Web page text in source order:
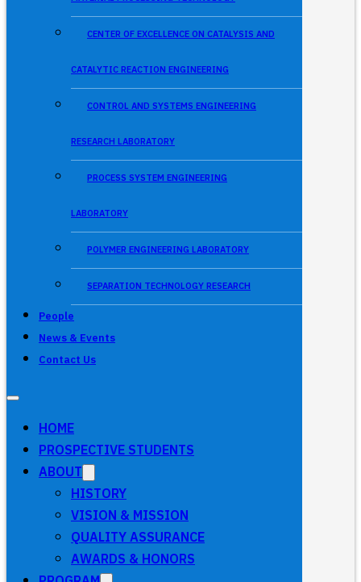
CENTER OF EXCELLENCE ON CATALYSIS AND
CATALYTIC REACTION ENGINEERING
CONTROL AND SYSTEMS ENGINEERING
RESEARCH LABORATORY
PROCESS SYSTEM ENGINEERING
LABORATORY
POLYMER ENGINEERING LABORATORY
SEPARATION TECHNOLOGY RESEARCH
People
News & Events
Contact Us
HOME
PROSPECTIVE STUDENTS
ABOUT
HISTORY
VISION & MISSION
QUALITY ASSURANCE
AWARDS & HONORS